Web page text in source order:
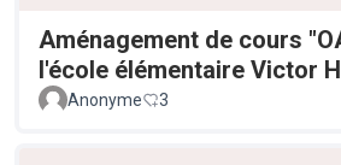
Aménagement de cours
l'école élémentaire Victor
Anonyme 3